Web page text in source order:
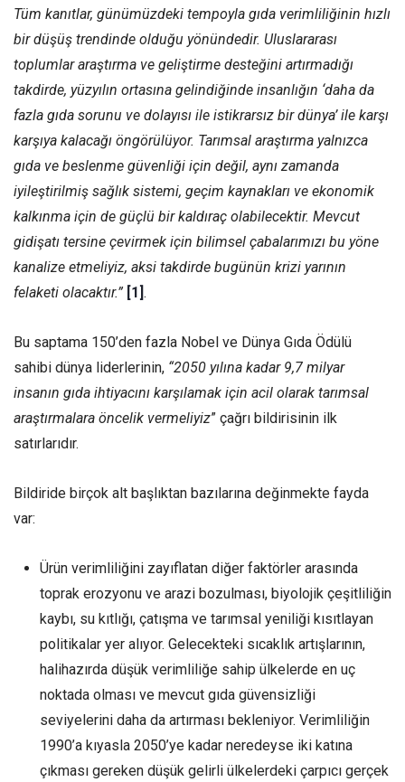
Tüm kanıtlar, günümüzdeki tempoyla gıda verimliliğinin hızlı
bir düşüş trendinde olduğu yönündedir. Uluslararası
toplumlar araştırma ve geliştirme desteğini artırmadığı
takdirde, yüzyılın ortasına gelindiğinde insanlığın ‘daha da
fazla gıda sorunu ve dolayısı ile istikrarsız bir dünya’ ile karşı
karşıya kalacağı öngörülüyor. Tarımsal araştırma yalnızca
gıda ve beslenme güvenliği için değil, aynı zamanda
iyileştirilmiş sağlık sistemi, geçim kaynakları ve ekonomik
kalkınma için de güçlü bir kaldıraç olabilecektir. Mevcut
gidişatı tersine çevirmek için bilimsel çabalarımızı bu yöne
kanalize etmeliyiz, aksi takdirde bugünün krizi yarının
felaketi olacaktır.” [1] .
Bu saptama 150’den fazla Nobel ve Dünya Gıda Ödülü
sahibi dünya liderlerinin, “2050 yılına kadar 9,7 milyar
insanın gıda ihtiyacını karşılamak için acil olarak tarımsal
araştırmalara öncelik vermeliyiz” çağrı bildirisinin ilk
satırlarıdır.
Bildiride birçok alt başlıktan bazılarına değinmekte fayda
var:
Ürün verimliliğini zayıflatan diğer faktörler arasında
toprak erozyonu ve arazi bozulması, biyolojik çeşitliliğin
kaybı, su kıtlığı, çatışma ve tarımsal yeniliği kısıtlayan
politikalar yer alıyor. Gelecekteki sıcaklık artışlarının,
halihazırda düşük verimliliğe sahip ülkelerde en uç
noktada olması ve mevcut gıda güvensizliği
seviyelerini daha da artırması bekleniyor. Verimliliğin
1990’a kıyasla 2050’ye kadar neredeyse iki katına
çıkması gereken düşük gelirli ülkelerdeki çarpıcı gerçek